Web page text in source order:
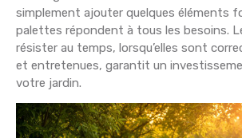
simplement ajouter quelques éléments
palettes répondent à tous les besoins.
résister au temps, lorsqu’elles sont
et entretenues, garantit un
votre jardin.